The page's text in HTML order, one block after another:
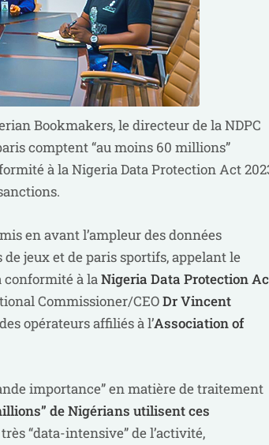
Bookmakers, le directeur de la NDPC
comptent “au moins 60 millions”
à la Nigeria Data Protection Act
en avant l’ampleur des données
jeux et de paris sportifs, appelant le
conformité à laNigeria Data Protection
Commissioner/CEODr Vincent
opérateurs affiliés à l’Association of
importance” en matière de traitement
de Nigérians utilisent ces
“data-intensive” de l’activité,